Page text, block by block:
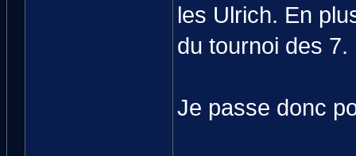
les Ulrich. En
du tournoi des 7.
Je passe donc